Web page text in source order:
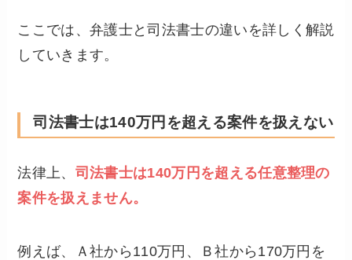
ここでは、弁護士と司法書士の違いを詳しく解説
していきます。
司法書士は140万円を超える案件を扱えない
法律上、 司法書士は140万円を超える任意整理の
案件を扱えません。
例えば、Ａ社から110万円、Ｂ社から170万円を